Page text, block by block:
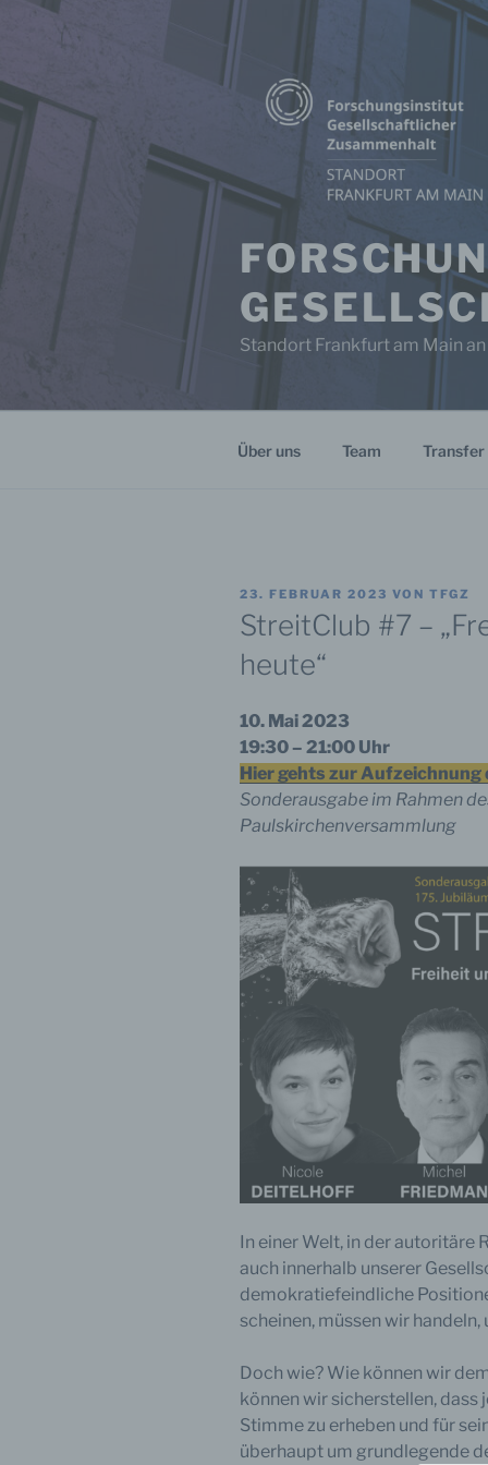
Standort Frankfurt am Main
Über uns Team Transfer
VERÖFFENTLICHT
AM
23. FEBRUAR 2023 VON TFGZ
StreitClub #7 –
heute“
10. Mai 2023
19:30 – 21:00 Uhr
Hier gehts zur
Sonderausgabe im Rahmen
Paulskirchenversammlung
In einer Welt, in der autoritäre
auch innerhalb unserer
demokratiefeindliche
scheinen, müssen wir
Doch wie? Wie können wir
können wir sicherstellen,
Stimme zu erheben und für
überhaupt um grundlegende